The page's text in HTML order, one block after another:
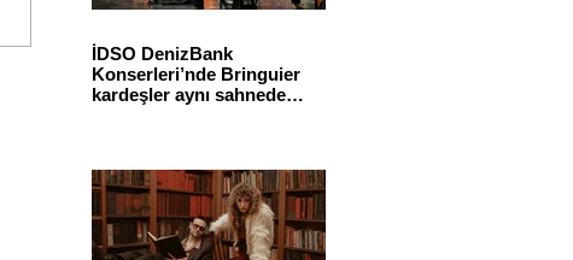
İDSO DenizBank
Konserleri’nde Bringuier
kardeşler aynı sahnede